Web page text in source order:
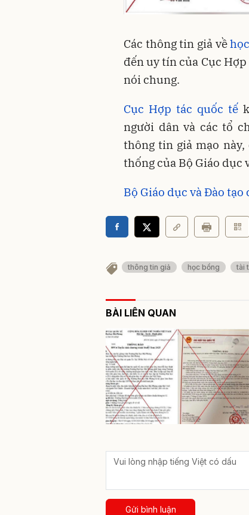
Các thông tin giả về
đến uy tín của Cục
nói chung.
Cục Hợp tác quốc tế
người dân và các tổ
thông tin giả mạo
thống của Bộ Giáo dục
Bộ Giáo dục và Đào tạo
thông tin giả học bổng tài
BÀI LIÊN QUAN
Gửi bình luận